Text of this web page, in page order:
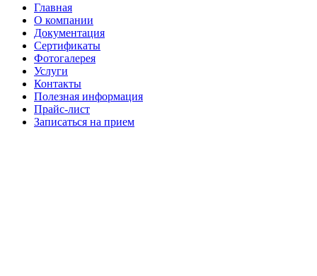
Главная
О компании
Документация
Сертификаты
Фотогалерея
Услуги
Контакты
Полезная информация
Прайс-лист
Записаться на прием